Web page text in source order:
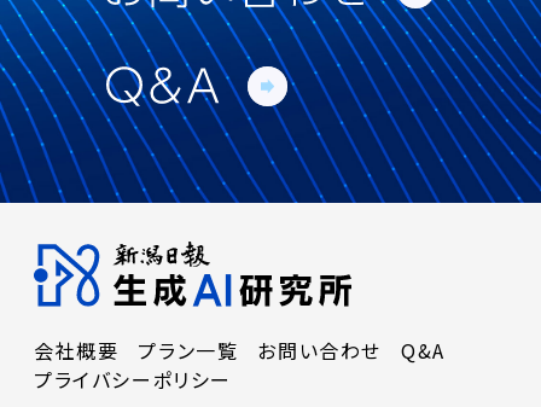
会社概要 プラン一覧 お問い合わせ
Q&A
プライバシーポリシー